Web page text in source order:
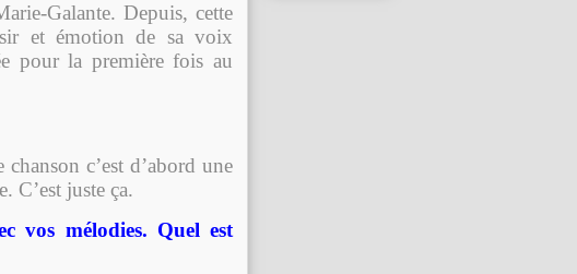
Galante. Depuis, cette
et émotion de sa voix
pour la première fois au
c’est d’abord une
C’est juste ça.
vos mélodies. Quel est